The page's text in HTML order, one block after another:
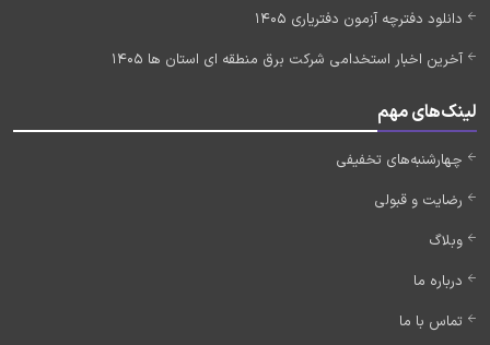
دانلود دفترچه آزمون دفتریاری 1405
آخرین اخبار استخدامی شرکت برق منطقه ای استان ها 1405
لینک‌های مهم
چهارشنبه‌های تخفیفی
رضایت و قبولی
وبلاگ
درباره ما
تماس با ما